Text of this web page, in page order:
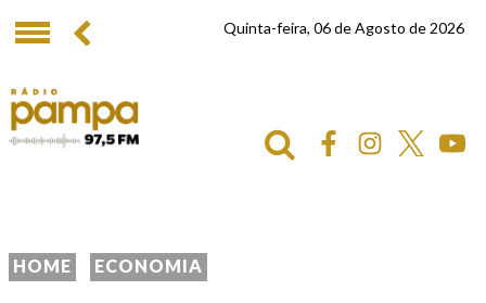
Quinta-feira, 06 de Agosto de 2026
HOME ECONOMIA